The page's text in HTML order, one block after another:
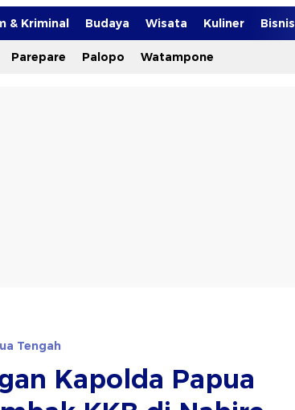
& Kriminal Budaya Wisata Kuliner Bisnis
Parepare Palopo Watampone
Tengah
Kapolda Papua